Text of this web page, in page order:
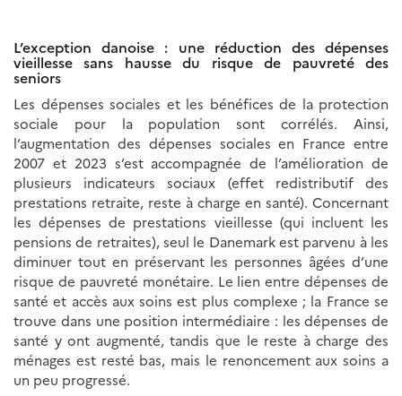
L’exception danoise : une réduction des dépenses
vieillesse sans hausse du risque de pauvreté des
seniors
Les dépenses sociales et les bénéfices de la protection
sociale pour la population sont corrélés. Ainsi,
l’augmentation des dépenses sociales en France entre
2007 et 2023 s’est accompagnée de l’amélioration de
plusieurs indicateurs sociaux (effet redistributif des
prestations retraite, reste à charge en santé). Concernant
les dépenses de prestations vieillesse (qui incluent les
pensions de retraites), seul le Danemark est parvenu à les
diminuer tout en préservant les personnes âgées d’une
risque de pauvreté monétaire. Le lien entre dépenses de
santé et accès aux soins est plus complexe ; la France se
trouve dans une position intermédiaire : les dépenses de
santé y ont augmenté, tandis que le reste à charge des
ménages est resté bas, mais le renoncement aux soins a
un peu progressé.